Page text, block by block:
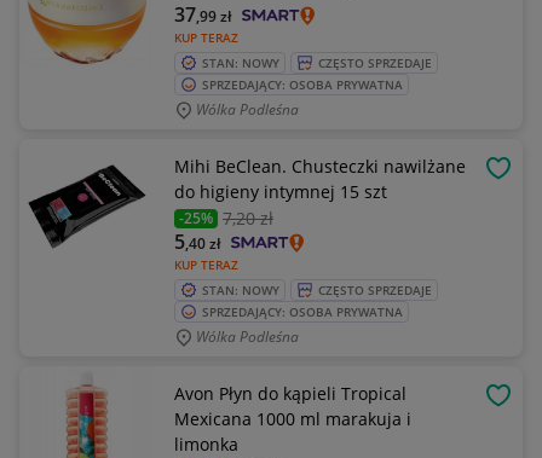
KUP TERAZ
37,99zł
STAN: NOWY
CZĘSTO SPRZEDAJE
SPRZEDAJĄCY: OSOBA PRYWATNA
Wólka Podleśna
Mihi BeClean. Chusteczki nawilżane
do higieny intymnej 15 szt
-25% 7,20 zł
KUP TERAZ
5,40zł
STAN: NOWY
CZĘSTO SPRZEDAJE
SPRZEDAJĄCY: OSOBA PRYWATNA
Wólka Podleśna
Avon Płyn do kąpieli Tropical
Mexicana 1000 ml marakuja i
limonka